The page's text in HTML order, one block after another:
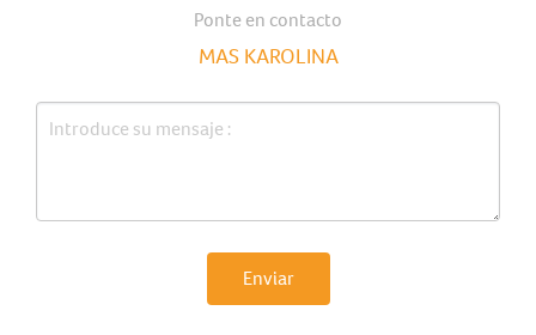
Ponte en contacto
MAS KAROLINA
Enviar